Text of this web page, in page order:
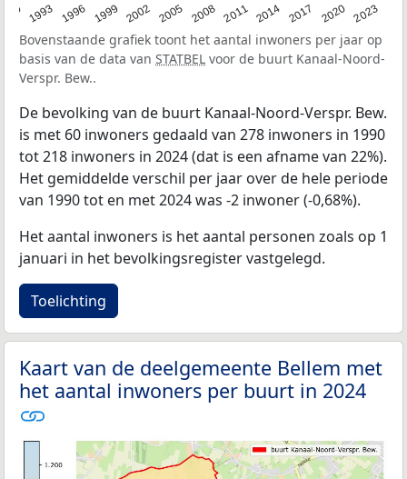
1993 1996 1999 2002 2005 2008 2011 2014 2017 2020 2023
Bovenstaande grafiek toont het aantal inwoners per jaar op
basis van de data van STATBEL voor de buurt Kanaal-Noord-
Verspr. Bew..
De bevolking van de buurt Kanaal-Noord-Verspr. Bew.
is met 60 inwoners gedaald van 278 inwoners in 1990
tot 218 inwoners in 2024 (dat is een afname van 22%).
Het gemiddelde verschil per jaar over de hele periode
van 1990 tot en met 2024 was -2 inwoner (-0,68%).
Het aantal inwoners is het aantal personen zoals op 1
januari in het bevolkingsregister vastgelegd.
Toelichting
Kaart van de deelgemeente Bellem met
het aantal inwoners per buurt in 2024